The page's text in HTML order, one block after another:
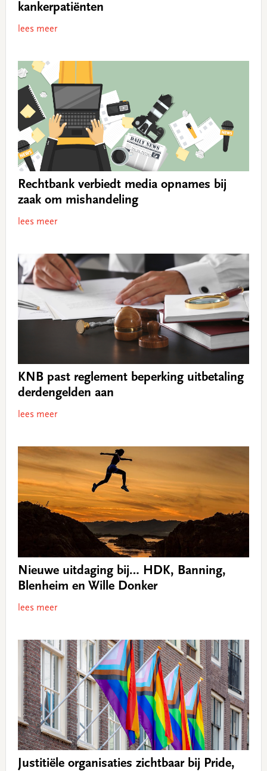
kankerpatiënten
lees meer
Rechtbank verbiedt media opnames bij
zaak om mishandeling
lees meer
KNB past reglement beperking uitbetaling
derdengelden aan
lees meer
Nieuwe uitdaging bij… HDK, Banning,
Blenheim en Wille Donker
lees meer
Justitiële organisaties zichtbaar bij Pride,